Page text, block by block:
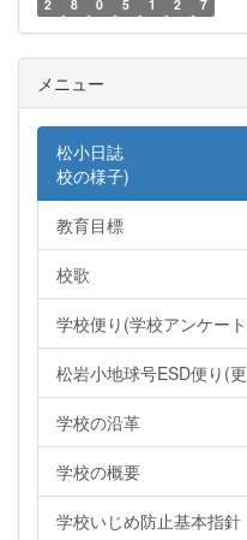
2 8 0 5 1 2 7
メニュー
松小日誌 (
校の様子)
教育目標
校歌
学校便り(学校アンケート
松岩小地球号ESD便り(更
学校の沿革
学校の概要
学校いじめ防止基本指針